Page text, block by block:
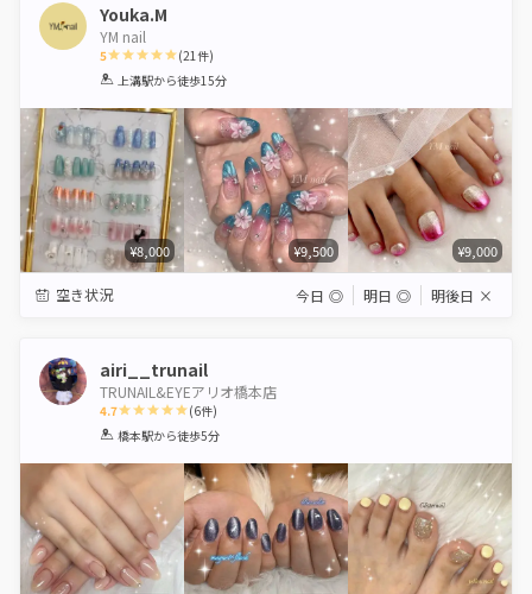
Youka.M
YM nail
5
1 2 3 4 5
(21件)
上溝駅から徒歩15分
¥8,000 ¥9,500 ¥9,000
空き状況 今日 ◎ 明日 ◎ 明後日 ×
airi__trunail
TRUNAIL&EYEアリオ橋本店
4.7
1 2 3 4 5
(6件)
橋本駅から徒歩5分